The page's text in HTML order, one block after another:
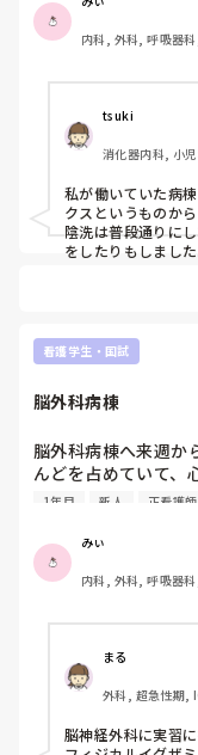
病棟になく他の病棟
た。
どこの病院もこん
すが、エンゼル要
たのかぁ昼に亡く
の負担が大きいの
ってしまいました。
内科, 外科, 呼吸器
科, 消化器外科, 一
tsuki
消化器内科, 小
私が働いていた病
クスというものか
陰洗は普段通りに
をしたりもしました
口に出してはいけ
看護学生・国試
脳外科病棟
脳外科病棟へ来週か
んどを占めていて、
います。
脳外科ならではで必
学習する予定のもの
・脳梗塞・心不全
・脳梗塞・心不全
主な治療方法とその
・フィジカルイグ
確認方法(JCSと
反射など))
1年目 新人 正看護師
みぃ
内科, 外科, 呼吸器
科, 消化器外科, 一
まる
外科, 超急性期,
脳神経外科に実習